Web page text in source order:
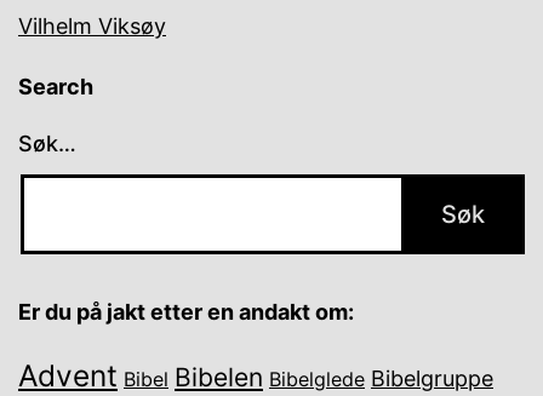
Vilhelm Viksøy
Search
Søk…
Er du på jakt etter en andakt om:
Advent Bibel Bibelen Bibelglede Bibelgruppe